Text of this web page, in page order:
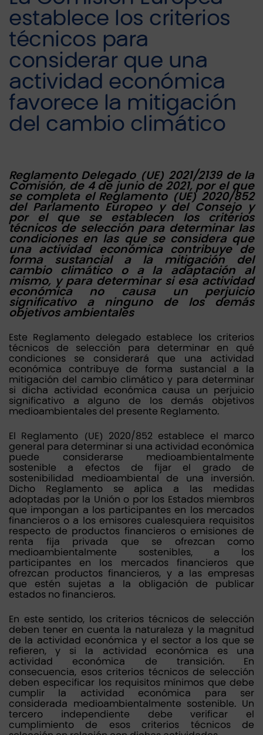
establece los criterios
técnicos para
considerar que una
actividad económica
favorece la mitigación
del cambio climático
Reglamento Delegado (UE) 2021/2139 de la
Comisión, de 4 de junio de 2021, por el que
se completa el Reglamento (UE) 2020/852
del Parlamento Europeo y del Consejo y
por el que se establecen los criterios
técnicos de selección para determinar las
condiciones en las que se considera que
una actividad económica contribuye de
forma sustancial a la mitigación del
cambio climático o a la adaptación al
mismo, y para determinar si esa actividad
económica no causa un perjuicio
significativo a ninguno de los demás
objetivos ambientales
Este Reglamento delegado establece los criterios
técnicos de selección para determinar en qué
condiciones se considerará que una actividad
económica contribuye de forma sustancial a la
mitigación del cambio climático y para determinar
si dicha actividad económica causa un perjuicio
significativo a alguno de los demás objetivos
medioambientales del presente Reglamento.
El Reglamento (UE) 2020/852 establece el marco
general para determinar si una actividad económica
puede considerarse medioambientalmente
sostenible a efectos de fijar el grado de
sostenibilidad medioambiental de una inversión.
Dicho Reglamento se aplica a las medidas
adoptadas por la Unión o por los Estados miembros
que impongan a los participantes en los mercados
financieros o a los emisores cualesquiera requisitos
respecto de productos financieros o emisiones de
renta fija privada que se ofrezcan como
medioambientalmente sostenibles, a los
participantes en los mercados financieros que
ofrezcan productos financieros, y a las empresas
que estén sujetas a la obligación de publicar
estados no financieros.
En este sentido, los criterios técnicos de selección
deben tener en cuenta la naturaleza y la magnitud
de la actividad económica y el sector a los que se
refieren, y si la actividad económica es una
actividad económica de transición. En
consecuencia, esos criterios técnicos de selección
deben especificar los requisitos mínimos que debe
cumplir la actividad económica para ser
considerada medioambientalmente sostenible. Un
tercero independiente debe verificar el
cumplimiento de esos criterios técnicos de